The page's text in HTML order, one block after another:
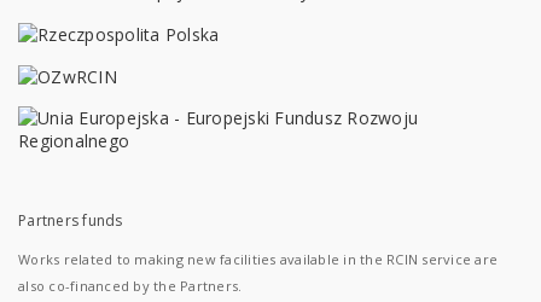
Partners funds
Works related to making new facilities available in the RCIN service are
also co-financed by the Partners.